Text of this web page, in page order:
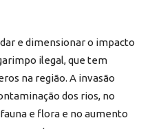
e dimensionar o impacto
ilegal, que tem
na região. A invasão
dos rios, no
e flora e no aumento